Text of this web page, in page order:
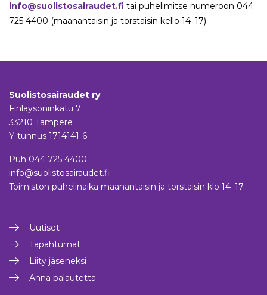
info@suolistosairaudet.fi tai puhelimitse numeroon 044
725 4400 (maanantaisin ja torstaisin kello 14–17).
Suolistosairaudet ry
Finlaysoninkatu 7
33210 Tampere
Y-tunnus 1714141-6
Puh 044 725 4400
info@suolistosairaudet.fi
Toimiston puhelinaika maanantaisin ja torstaisin klo 14–17.
Uutiset
Tapahtumat
Liity jäseneksi
Anna palautetta